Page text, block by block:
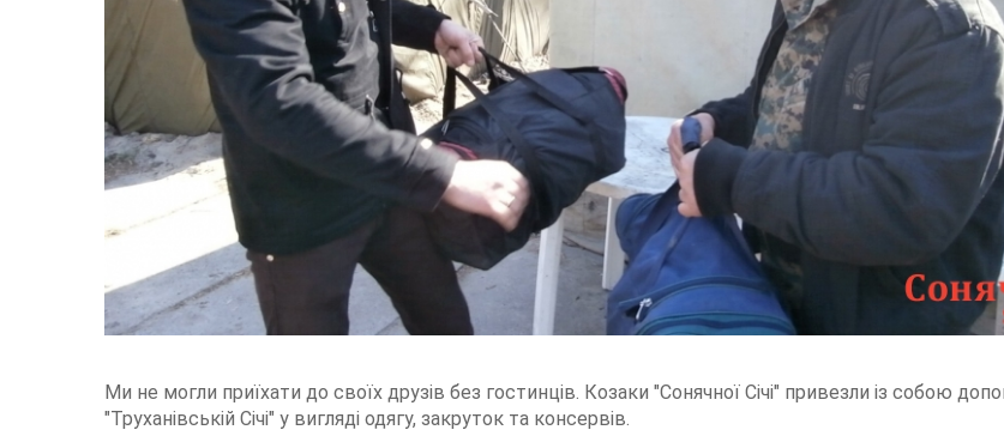
Ми не могли приїхати до своїх друзів без гостинців. Козаки "Сонячної Січі" привезли із собою
"Труханівській Січі" у вигляді одягу, закруток та консервів.